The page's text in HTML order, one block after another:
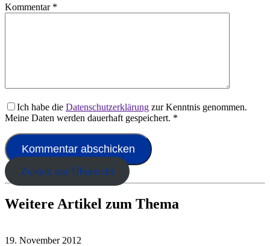
Kommentar *
Ich habe die Datenschutzerklärung zur Kenntnis genommen.
Meine Daten werden dauerhaft gespeichert. *
Zurück zur Übersicht
Weitere Artikel zum Thema
19. November 2012